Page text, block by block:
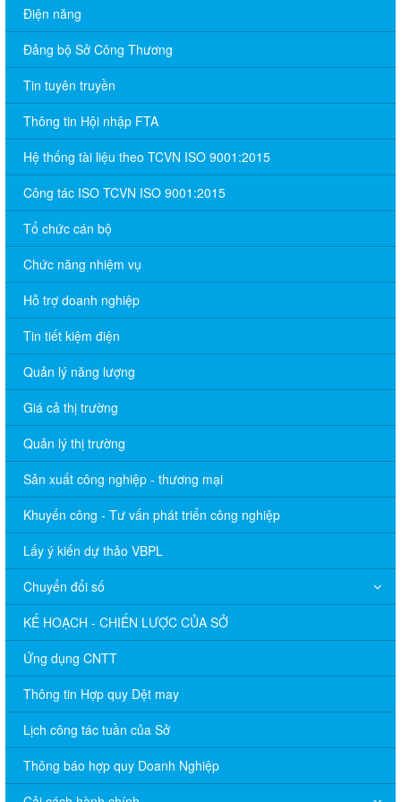
Điện năng
Đảng bộ Sở Công Thương
Tin tuyên truyền
Thông tin Hội nhập FTA
Hệ thống tài liệu theo TCVN ISO 9001:2015
Công tác ISO TCVN ISO 9001:2015
Tổ chức cán bộ
Chức năng nhiệm vụ
Hỗ trợ doanh nghiệp
Tin tiết kiệm điện
Quản lý năng lượng
Giá cả thị trường
Quản lý thị trường
Sản xuất công nghiệp - thương mại
Khuyến công - Tư vấn phát triển công nghiệp
Lấy ý kiến dự thảo VBPL
Chuyển đổi số
KẾ HOẠCH - CHIẾN LƯỢC CỦA SỞ
Ứng dụng CNTT
Thông tin Hợp quy Dệt may
Lịch công tác tuần của Sở
Thông báo hợp quy Doanh Nghiệp